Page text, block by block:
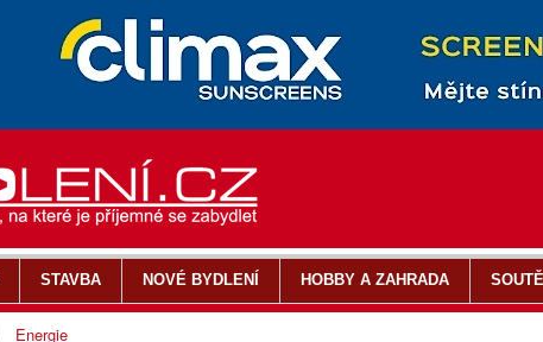
STAVBA NOVÉ BYDLENÍ HOBBY A ZAHRADA
Energie